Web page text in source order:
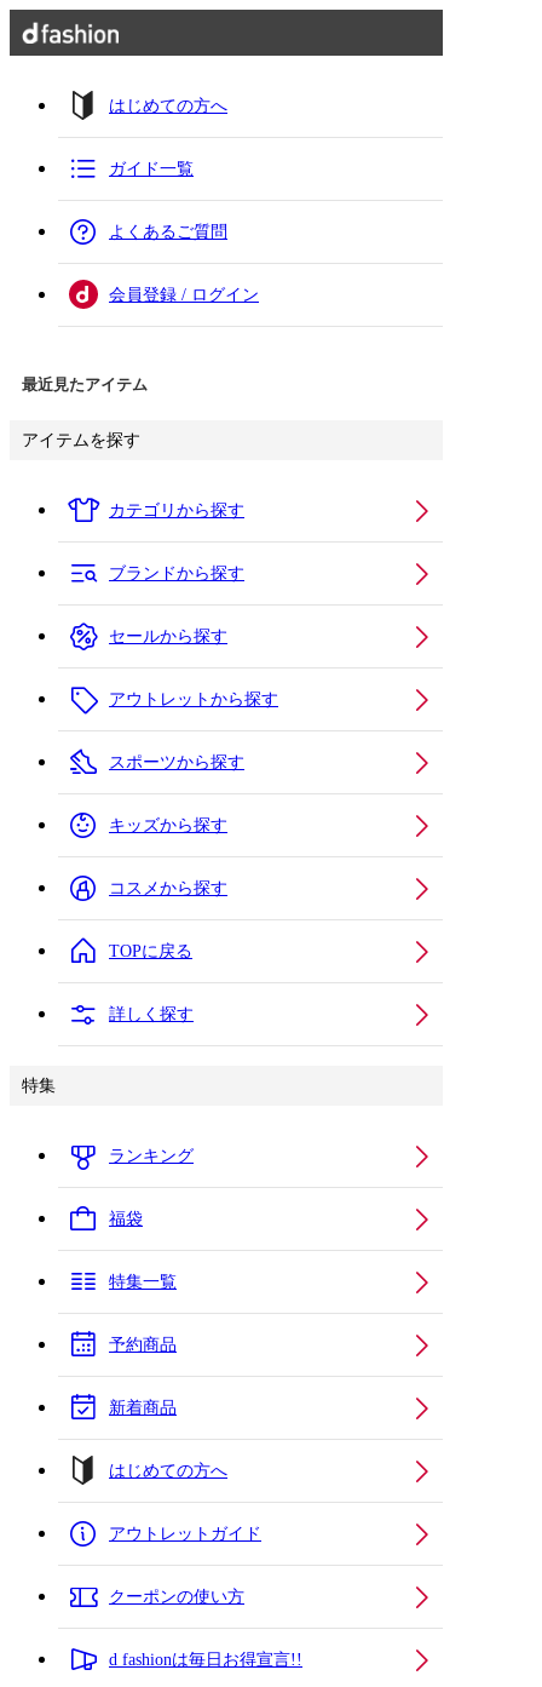
はじめての方へ
ガイド一覧
よくあるご質問
会員登録 / ログイン
最近見たアイテム
アイテムを探す
カテゴリから探す
ブランドから探す
セールから探す
アウトレットから探す
スポーツから探す
キッズから探す
コスメから探す
TOPに戻る
詳しく探す
特集
ランキング
福袋
特集一覧
予約商品
新着商品
はじめての方へ
アウトレットガイド
クーポンの使い方
d fashionは毎日お得宣言!!